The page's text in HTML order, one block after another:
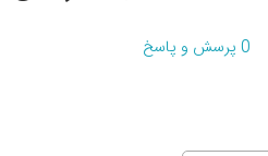
0 پرسش و پاسخ